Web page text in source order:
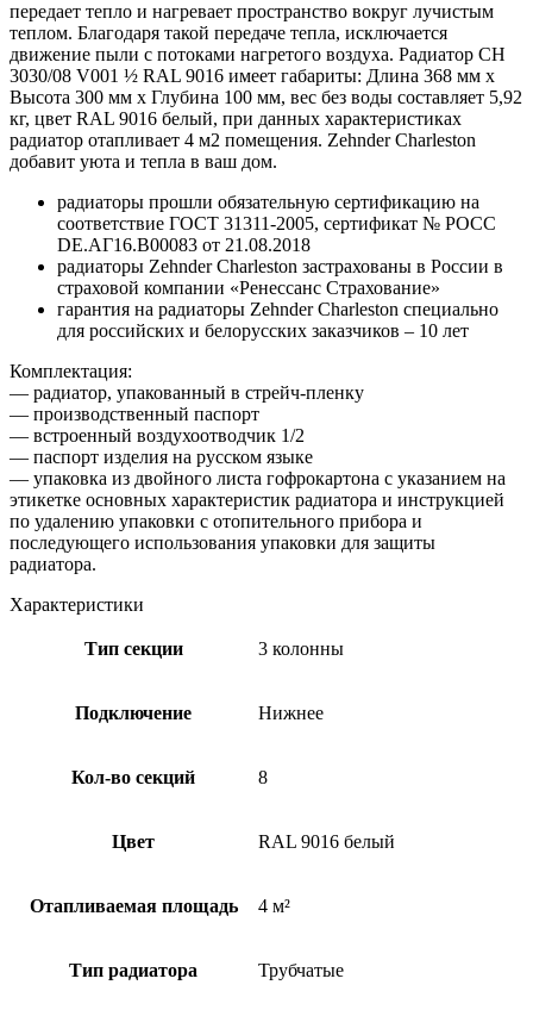
передает тепло и нагревает пространство вокруг лучистым
теплом. Благодаря такой передаче тепла, исключается
движение пыли с потоками нагретого воздуха. Радиатор CH
3030/08 V001 ½ RAL 9016 имеет габариты: Длина 368 мм х
Высота 300 мм х Глубина 100 мм, вес без воды составляет 5,92
кг, цвет RAL 9016 белый, при данных характеристиках
радиатор отапливает 4 м2 помещения. Zehnder Charleston
добавит уюта и тепла в ваш дом.
радиаторы прошли обязательную сертификацию на
соответствие ГОСТ 31311-2005, сертификат № POCC
DE.АГ16.В00083 от 21.08.2018
радиаторы Zehnder Charleston застрахованы в России в
страховой компании «Ренессанс Страхование»
гарантия на радиаторы Zehnder Charleston специально
для российских и белорусских заказчиков – 10 лет
Комплектация:
— радиатор, упакованный в стрейч-пленку
— производственный паспорт
— встроенный воздухоотводчик 1/2
— паспорт изделия на русском языке
— упаковка из двойного листа гофрокартона с указанием на
этикетке основных характеристик радиатора и инструкцией
по удалению упаковки с отопительного прибора и
последующего использования упаковки для защиты
радиатора.
Характеристики
Тип секции 3 колонны
Подключение Нижнее
Кол-во секций 8
Цвет RAL 9016 белый
Отапливаемая площадь 4 м²
Тип радиатора Трубчатые